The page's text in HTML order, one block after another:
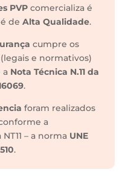
PVP comercializa é
é deAlta Qualidade.
cumpre os
e normativos)
a Nota Técnica N.11 da
.
foram realizados
a
– a norma UNE
.